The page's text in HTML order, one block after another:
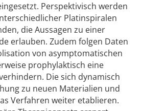
Perspektivisch werden
Platinspiralen
die Aussagen zu einer
erlauben. Zudem folgen Daten
von asymptomatischen
prophylaktisch eine
Die sich dynamisch
zu neuen Materialien und
Verfahren weiter etablieren.